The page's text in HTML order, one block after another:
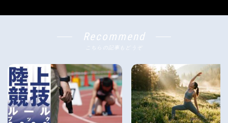
Recommend
こちらの記事もどうぞ